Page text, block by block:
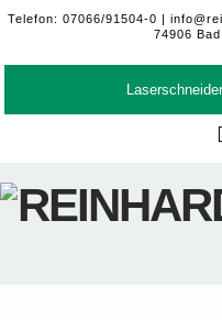
Telefon: 07066/91504-0 |
74906